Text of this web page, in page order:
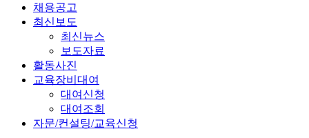
채용공고
최신보도
최신뉴스
보도자료
활동사진
교육장비대여
대여신청
대여조회
자문/컨설팅/교육신청